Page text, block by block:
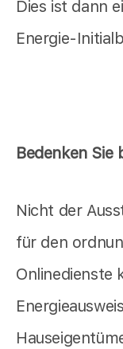
Dies ist dann
Energie-
Bedenken Sie
Nicht der
für den
Onlinedienste